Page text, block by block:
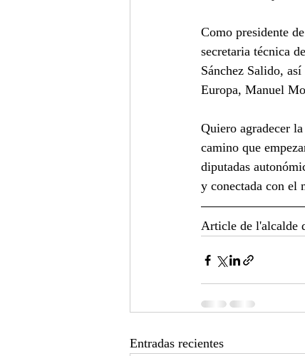
Como presidente
secretaria técnica
Sánchez Salido,
Europa, Manuel
Quiero agradecer
camino que
diputadas
y conectada con el
Article de l'alcalde
Entradas recientes